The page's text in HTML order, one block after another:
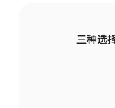
三种选